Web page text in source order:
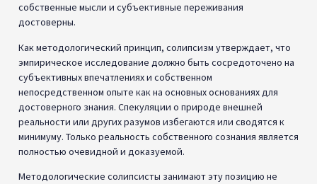
собственные мысли и субъективные переживания
достоверны.
Как методологический принцип, солипсизм утверждает, что
эмпирическое исследование должно быть сосредоточено на
субъективных впечатлениях и собственном
непосредственном опыте как на основных основаниях для
достоверного знания. Спекуляции о природе внешней
реальности или других разумов избегаются или сводятся к
минимуму. Только реальность собственного сознания является
полностью очевидной и доказуемой.
Методологические солипсисты занимают эту позицию не